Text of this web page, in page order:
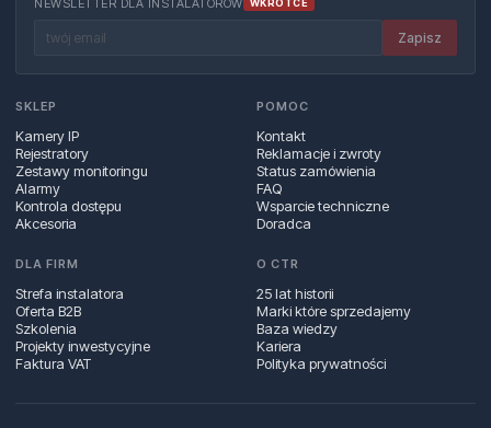
WKRÓTCE
Zapisz
SKLEP
Kamery IP
Rejestratory
Zestawy monitoringu
Alarmy
Kontrola dostępu
Akcesoria
POMOC
Kontakt
Reklamacje i zwroty
Status zamówienia
FAQ
Wsparcie techniczne
Doradca
DLA FIRM
Strefa instalatora
Oferta B2B
Szkolenia
Projekty inwestycyjne
Faktura VAT
O CTR
25 lat historii
Marki które sprzedajemy
Baza wiedzy
Kariera
Polityka prywatności